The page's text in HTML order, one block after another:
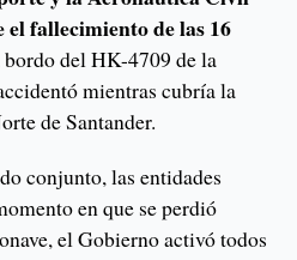
fallecimiento de las 16
del HK-4709 de la
mientras cubría la
de Santander.
conjunto, las entidades
en que se perdió
el Gobierno activó todos